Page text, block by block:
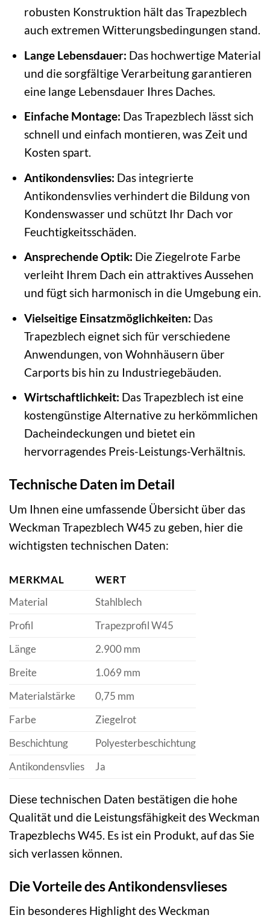
robusten Konstruktion hält das Trapezblech
auch extremen Witterungsbedingungen stand.
Lange Lebensdauer: Das hochwertige Material
und die sorgfältige Verarbeitung garantieren
eine lange Lebensdauer Ihres Daches.
Einfache Montage: Das Trapezblech lässt sich
schnell und einfach montieren, was Zeit und
Kosten spart.
Antikondensvlies: Das integrierte
Antikondensvlies verhindert die Bildung von
Kondenswasser und schützt Ihr Dach vor
Feuchtigkeitsschäden.
Ansprechende Optik: Die Ziegelrote Farbe
verleiht Ihrem Dach ein attraktives Aussehen
und fügt sich harmonisch in die Umgebung ein.
Vielseitige Einsatzmöglichkeiten: Das
Trapezblech eignet sich für verschiedene
Anwendungen, von Wohnhäusern über
Carports bis hin zu Industriegebäuden.
Wirtschaftlichkeit: Das Trapezblech ist eine
kostengünstige Alternative zu herkömmlichen
Dacheindeckungen und bietet ein
hervorragendes Preis-Leistungs-Verhältnis.
Technische Daten im Detail
Um Ihnen eine umfassende Übersicht über das
Weckman Trapezblech W45 zu geben, hier die
wichtigsten technischen Daten:
MERKMAL
WERT
Material
Stahlblech
Profil
Trapezprofil W45
Länge
2.900 mm
Breite
1.069 mm
Materialstärke
0,75 mm
Farbe
Ziegelrot
Beschichtung
Polyesterbeschichtung
Antikondensvlies
Ja
Diese technischen Daten bestätigen die hohe
Qualität und die Leistungsfähigkeit des Weckman
Trapezblechs W45. Es ist ein Produkt, auf das Sie
sich verlassen können.
Die Vorteile des Antikondensvlieses
Ein besonderes Highlight des Weckman